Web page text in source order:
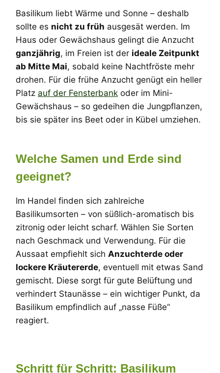
Basilikum liebt Wärme und Sonne – deshalb
sollte es nicht zu früh ausgesät werden. Im
Haus oder Gewächshaus gelingt die Anzucht
ganzjährig, im Freien ist der ideale Zeitpunkt
ab Mitte Mai, sobald keine Nachtfröste mehr
drohen. Für die frühe Anzucht genügt ein heller
Platz auf der Fensterbank oder im Mini-
Gewächshaus – so gedeihen die Jungpflanzen,
bis sie später ins Beet oder in Kübel umziehen.
Welche Samen und Erde sind
geeignet?
Im Handel finden sich zahlreiche
Basilikumsorten – von süßlich-aromatisch bis
zitronig oder leicht scharf. Wählen Sie Sorten
nach Geschmack und Verwendung. Für die
Aussaat empfiehlt sich Anzuchterde oder
lockere Kräutererde, eventuell mit etwas Sand
gemischt. Diese sorgt für gute Belüftung und
verhindert Staunässe – ein wichtiger Punkt, da
Basilikum empfindlich auf „nasse Füße“
reagiert.
Schritt für Schritt: Basilikum